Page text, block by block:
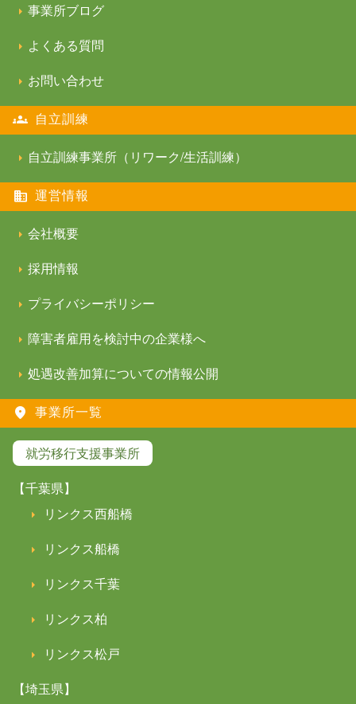
事業所ブログ
よくある質問
お問い合わせ
自立訓練
自立訓練事業所（リワーク/生活訓練）
運営情報
会社概要
採用情報
プライバシーポリシー
障害者雇用を検討中の企業様へ
処遇改善加算についての情報公開
事業所一覧
就労移行支援事業所
【千葉県】
リンクス西船橋
リンクス船橋
リンクス千葉
リンクス柏
リンクス松戸
【埼玉県】